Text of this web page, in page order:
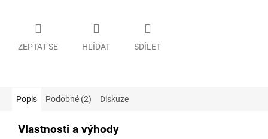
ZEPTAT SE HLÍDAT SDÍLET
Popis Podobné (2) Diskuze
Vlastnosti a výhody